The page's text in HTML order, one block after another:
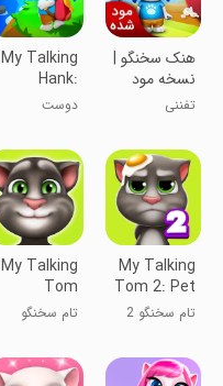
‏هنک سخنگو |
نسخه مود
شده
تفننی
My Talking
Hank:
Islands
دوست
من: جزایر
My Talking
Tom 2: Pet
Game
تام سخنگو 2
My Talking
Tom
تام سخنگو